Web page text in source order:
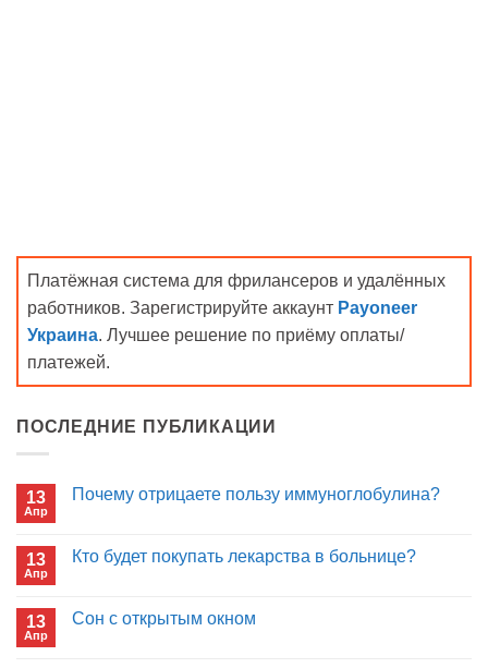
Платёжная система для фрилансеров и удалённых
работников. Зарегистрируйте аккаунт Payoneer
Украина. Лучшее решение по приёму оплаты/
платежей.
ПОСЛЕДНИЕ ПУБЛИКАЦИИ
13
Апр
Почему отрицаете пользу иммуноглобулина?
Почему
13
Апр
Кто будет покупать лекарства в больнице?
Кто
13
Апр
Сон с открытым окном